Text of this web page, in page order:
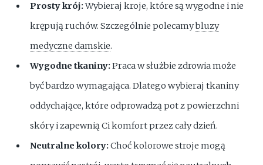
Prosty krój:Wybieraj kroje, które są wygodne i nie
krępują ruchów. Szczególnie polecamybluzy
medyczne damskie.
Wygodne tkaniny:Praca w służbie zdrowia może
być bardzo wymagająca. Dlatego wybieraj tkaniny
oddychające, które odprowadzą pot z powierzchni
skóry i zapewnią Ci komfort przez cały dzień.
Neutralne kolory:Choć kolorowe stroje mogą